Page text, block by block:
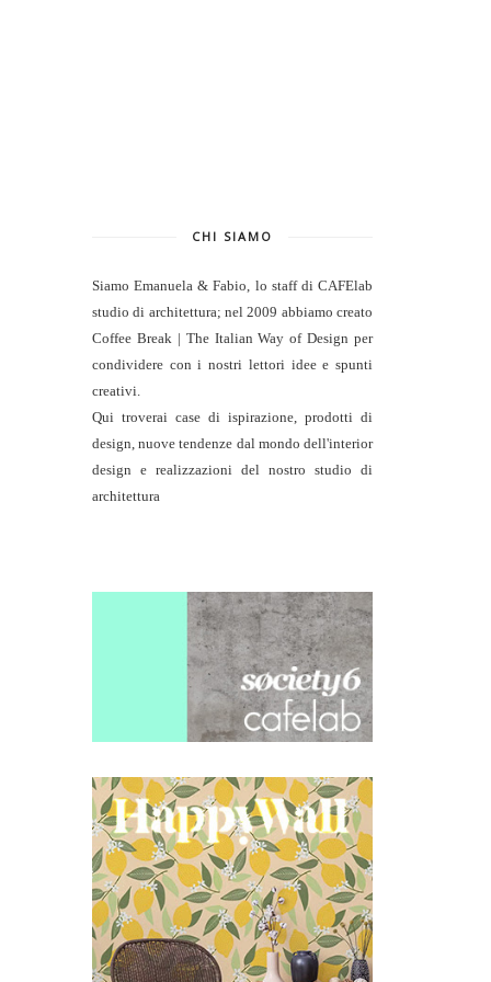
CHI SIAMO
Siamo Emanuela & Fabio, lo staff di CAFElab
studio di architettura; nel 2009 abbiamo creato
Coffee Break | The Italian Way of Design per
condividere con i nostri lettori idee e spunti
creativi.
Qui troverai case di ispirazione, prodotti di
design, nuove tendenze dal mondo dell'interior
design e realizzazioni del nostro studio di
architettura